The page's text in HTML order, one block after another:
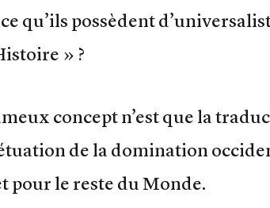
qu’ils possèdent
» ?
concept n’est que la
de la domination
pour le reste du Monde.